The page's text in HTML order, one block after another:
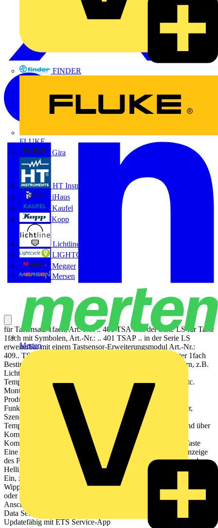
FINDER
FLUKE
Gira
HT Instruments GmbH
iHaus
Kaufel
Kopp
Lichtline
LIGHTCYCLE
Megger
Mersen
Merten
für Tastensatz 1fach, Art.-Nr.: .. 401 TSA .. in der Serie LS für Taste
1fach mit Symbolen, Art.-Nr.: .. 401 TSAP .. in der Serie LS
erweiterbar mit einem Tastsensor-Erweiterungsmodul Art.-Nr.:
409.. TSEM ETS-Produktfamilie: Taster Produkttyp: Taster 1fach
Bestimmungsgemäßer Gebrauch Bedienen von Verbrauchern, z.B.
Licht ein/aus, Dimmen, Jalousien auf/ab, Helligkeitswerte,
Temperaturen, Abrufen und Abspeichern von Lichtszenen etc.
Montage in Gerätedose mit Abmessungen nach DIN 49073
Produkteigenschaften KNX Medium: TP 256 Tastsensor-
Funktionen Schalten, Dimmen, Jalousiesteuerung, Wertgeber,
Szenenaufruf etc. Messung der Raumtemperatur
Temperaturmessung wahlweise mit geräteinternem Fühler und über
Kommunikationsobjekt verbundenem externen Fühler
Komplettierung mit Tastensatz Zwei rote Status-LEDs pro Taste
Eine blaue Betriebs-LED als Orientierungslicht sowie zur Anzeige
des Programmierzustands LED-Funktionen Alarmmeldung und
Helligkeitsreduzierung separat einstellbar Integrierter Busankoppler
Ein, zwei oder drei Funktionen pro Taste Tastenfunktion oder
Wippenfunktion, vertikal oder horizontal Sperrfunktion: Sperren
oder Funktionsumschaltung aller oder einzelner Tastenfunktionen
Anschluss für ein Tastsensor-Erweiterungsmodul 1-4fach KNX
Data Secure kompatibel ab ETS 5.7.7 oder ab ETS 6.3.0
Updatefähig mit ETS Service-App